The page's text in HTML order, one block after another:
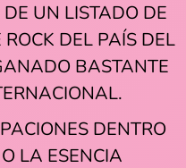
UN LISTADO DE
DEL PAÍS DEL
BASTANTE
DENTRO
LA ESENCIA